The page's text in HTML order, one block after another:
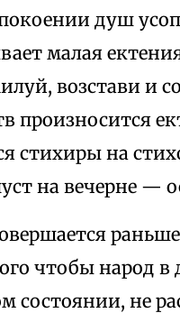
душ
малая
возстави и
произносится
стихиры на
на вечерне —
чтобы народ в
состоянии, не